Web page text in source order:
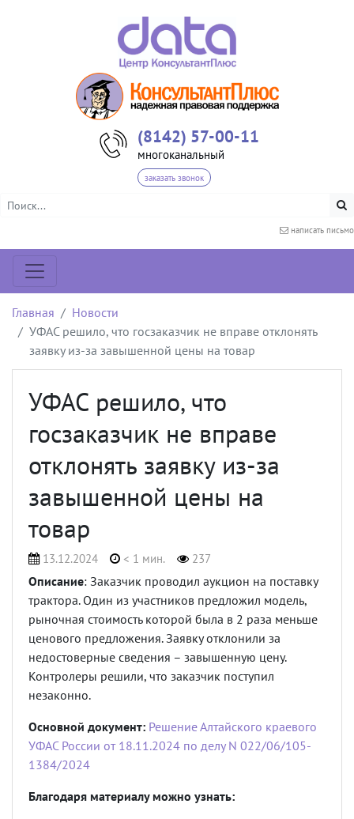
(8142) 57-00-11
многоканальный
заказать звонок
написать письмо
Главная
Новости
УФАС решило, что госзаказчик не вправе отклонять
заявку из-за завышенной цены на товар
УФАС решило, что
госзаказчик не вправе
отклонять заявку из-за
завышенной цены на
товар
13.12.2024 < 1 мин. 237
Описание: Заказчик проводил аукцион на поставку
трактора. Один из участников предложил модель,
рыночная стоимость которой была в 2 раза меньше
ценового предложения. Заявку отклонили за
недостоверные сведения – завышенную цену.
Контролеры решили, что заказчик поступил
незаконно.
Основной документ: Решение Алтайского краевого
УФАС России от 18.11.2024 по делу N 022/06/105-
1384/2024
Благодаря материалу можно узнать: